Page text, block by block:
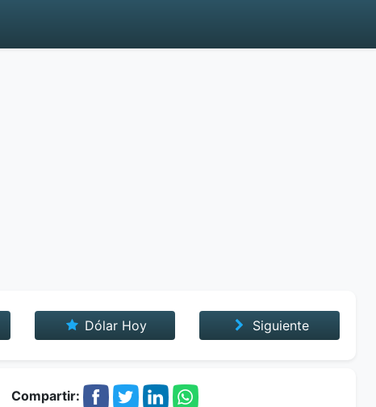
Dólar Hoy Siguiente
Compartir: